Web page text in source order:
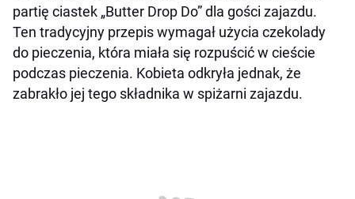
partię ciastek „Butter Drop Do” dla gości zajazdu.
Ten tradycyjny przepis wymagał użycia czekolady
do pieczenia, która miała się rozpuścić w cieście
podczas pieczenia. Kobieta odkryła jednak, że
zabrakło jej tego składnika w spiżarni zajazdu.